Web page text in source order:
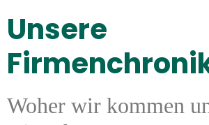
Unsere
Woher wir kommen